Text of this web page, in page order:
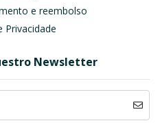
e reembolso
Privacidade
Newsletter